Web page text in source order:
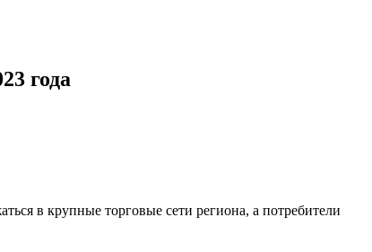
года
в крупные торговые сети региона, а потребители